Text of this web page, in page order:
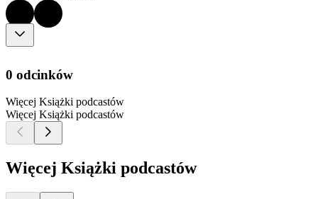
0 odcinków
Więcej Książki podcastów
Więcej Książki podcastów
Więcej Książki podcastów